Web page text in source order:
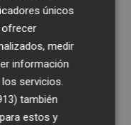
de
correo
únicos
ofrecer
medir
información
servicios.
también
estos y